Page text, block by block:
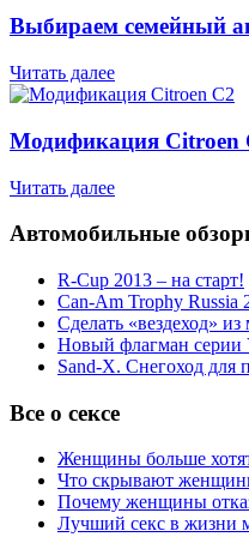
Выбираем семейный
Читать далее
Модификация Citroen
Читать далее
Автомобильные
R-Cup 2013 – на старт!
Can-Am Trophy Russia
Сделать «вездеход»
Новый флагман
Sand-X. Снегоход для
Все о сексе
Женщины больше
Что скрывают
Почему женщины
Лучший секс в жизни